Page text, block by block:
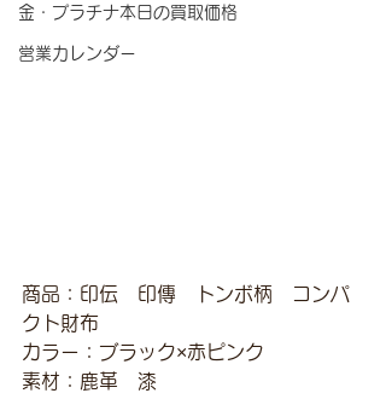
金・プラチナ本日の買取価格
営業カレンダー
商品：印伝　印傳　トンボ柄　コンパ
クト財布
カラー：ブラック×赤ピンク
素材：鹿革　漆